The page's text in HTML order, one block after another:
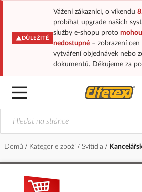
DŮLEŽITÉ
Vážení zákazníci, o víkendu
probíhat upgrade našich
služby e-shopu proto
nedostupné– zobrazení cen
vytváření objednávek nebo
dokumentů. Děkujeme za
Domů Kategorie zboží Svítidla
Přeskočit